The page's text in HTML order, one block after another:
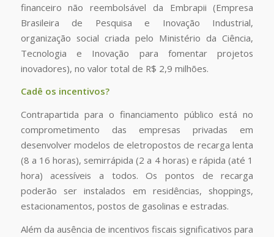
financeiro não reembolsável da Embrapii (Empresa
Brasileira de Pesquisa e Inovação Industrial,
organização social criada pelo Ministério da Ciência,
Tecnologia e Inovação para fomentar projetos
inovadores), no valor total de R$ 2,9 milhões.
Cadê os incentivos?
Contrapartida para o financiamento público está no
comprometimento das empresas privadas em
desenvolver modelos de eletropostos de recarga lenta
(8 a 16 horas), semirrápida (2 a 4 horas) e rápida (até 1
hora) acessíveis a todos. Os pontos de recarga
poderão ser instalados em residências, shoppings,
estacionamentos, postos de gasolinas e estradas.
Além da ausência de incentivos fiscais significativos para